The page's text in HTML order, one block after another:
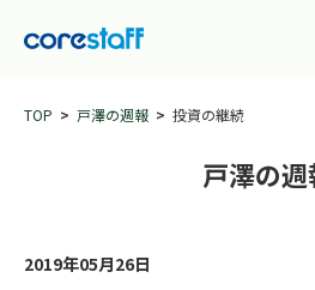
TOP 戸澤の週報 投資の継続
戸澤の週
2019年05月26日